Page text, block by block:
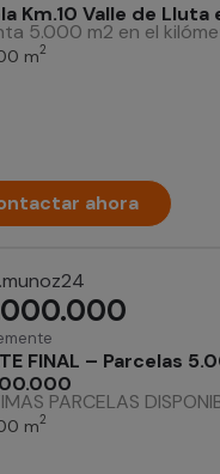
Km.10 Valle de
5.000 m2 en el
m2
ahora
FINAL – Parcelas
PARCELAS
m2